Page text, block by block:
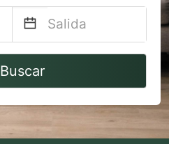
Navigate
to
interact
with
Buscar